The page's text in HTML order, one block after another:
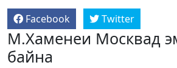
Facebook Twitter
М.Хаменеи Москвад
байна